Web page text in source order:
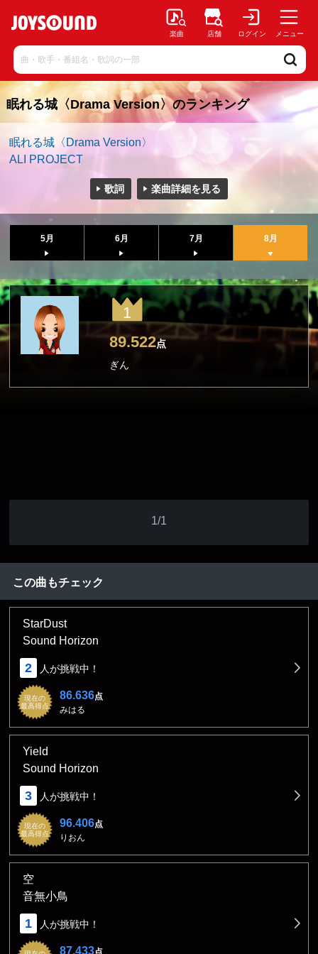
楽曲 店舗 ログイン メニュー
眠れる城〈Drama Version〉のランキング
眠れる城〈Drama Version〉
ALI PROJECT
歌詞 楽曲詳細を見る
5月 6月 7月 8月
1
89.522点
ぎん
1/1
この曲もチェック
StarDust
Sound Horizon
2 人が挑戦中！
現在の
最高得点
86.636点
みはる
Yield
Sound Horizon
3 人が挑戦中！
現在の
最高得点
96.406点
りおん
空
音無小鳥
1 人が挑戦中！
87.433点